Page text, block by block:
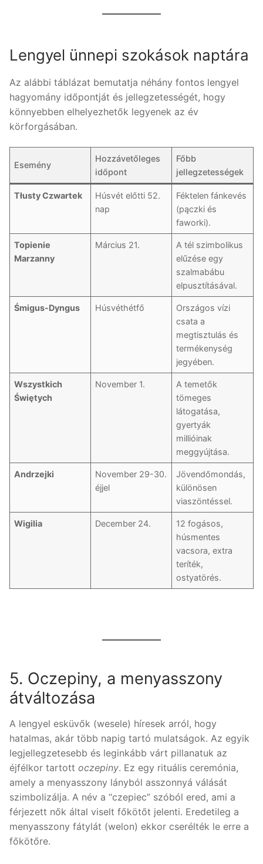
Lengyel ünnepi szokások naptára
Az alábbi táblázat bemutatja néhány fontos lengyel
hagyomány időpontját és jellegzetességét, hogy
könnyebben elhelyezhetők legyenek az év
körforgásában.
Esemény
Hozzávetőleges
időpont
Főbb
jellegzetességek
Tłusty Czwartek
Húsvét előtti 52.
nap
Féktelen fánkevés
(pączki és
faworki).
Topienie
Marzanny
Március 21.
A tél szimbolikus
elűzése egy
szalmabábu
elpusztításával.
Śmigus-Dyngus Húsvéthétfő
Országos vízi
csata a
megtisztulás és
termékenység
jegyében.
Wszystkich
Świętych
November 1.
A temetők
tömeges
látogatása,
gyertyák
millióinak
meggyújtása.
Andrzejki
November 29-30.
éjjel
Jövendőmondás,
különösen
viaszöntéssel.
Wigilia December 24.
12 fogásos,
húsmentes
vacsora, extra
teríték,
ostyatörés.
5. Oczepiny, a menyasszony
átváltozása
A lengyel esküvők (wesele) híresek arról, hogy
hatalmas, akár több napig tartó mulatságok. Az egyik
legjellegzetesebb és leginkább várt pillanatuk az
éjfélkor tartott oczepiny. Ez egy rituális ceremónia,
amely a menyasszony lányból asszonnyá válását
szimbolizálja. A név a “czepiec” szóból ered, ami a
férjezett nők által viselt főkötőt jelenti. Eredetileg a
menyasszony fátylát (welon) ekkor cserélték le erre a
főkötőre.